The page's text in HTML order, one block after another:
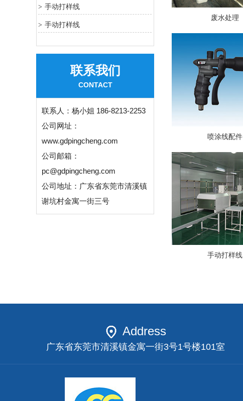
> 手动打样线
> 手动打样线
联系我们
CONTACT
联系人： 杨小姐 186-8213-2253
公司网址：
www.gdpingcheng.com
公司邮箱：
pc@gdpingcheng.com
公司地址：广东省东莞市清溪镇
谢坑村金寓一街三号
废水处理
喷涂线配件
手动打样线
Address
广东省东莞市清溪镇金寓一街3号1号楼101室